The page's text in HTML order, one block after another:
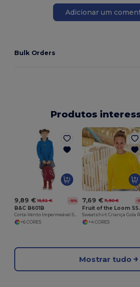
Adicionar um
Bulk Orders
Produtos
9,89 € 15,52 € -36%
B&C B601B
Corta-Vento Impermeável Sirocco
+6 CORES
7,69 € 11,90 € -
Fruit
+4 CORES
Mostrar tudo